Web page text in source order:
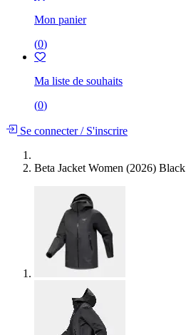
Mon panier
(0)
Ma liste de souhaits
(0)
Se connecter/S'inscrire
Beta Jacket Women (2026) Black